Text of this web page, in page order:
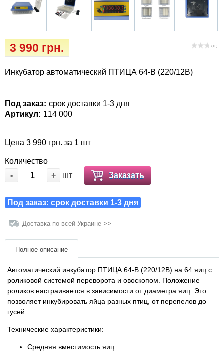
( 0 )
3 990 грн.
Инкубатор автоматический ПТИЦА 64-В (220/12В)
Под заказ: срок доставки 1-3 дня
Артикул: 114 000
Цена 3 990 грн. за 1 шт
Количество
-
+ шт Заказать
Под заказ: срок доставки 1-3 дня
Доставка по всей Украине >>
Полное описание
Автоматический инкубатор ПТИЦА 64-В (220/12В) на 64 яиц с
роликовой системой переворота и овоскопом. Положение
роликов настраивается в зависимости от диаметра яиц. Это
позволяет инкубировать яйца разных птиц, от перепелов до
гусей.
Технические характеристики:
Средняя вместимость яиц:
Vet Diet Canine Wet – ветеринарные диеты
Лежаки, домики, охлаждая коврики
Миски, автокормушки, поилки
Одежда и обувь
расходные материалы
Товары для голубей
Товары для грызунов
Товары для лошадей
Товары для людей
Популярные зоотовары